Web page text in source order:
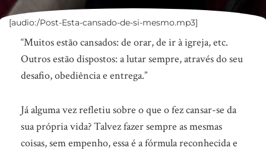
Está
cansado
de
mesmo?
[audio:/Post-Esta-cansado-de-si-mesmo.mp3]
“Muitos estão cansados: de orar, de ir à igreja, etc.
Outros estão dispostos: a lutar sempre, através do seu
desafio, obediência e entrega.”
Já alguma vez refletiu sobre o que o fez cansar-se da
sua própria vida? Talvez fazer sempre as mesmas
coisas, sem empenho, essa é a fórmula reconhecida e